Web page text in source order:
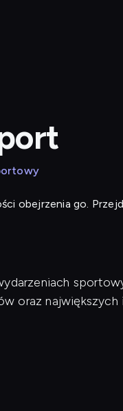
obejrzenia go.
oraz największych